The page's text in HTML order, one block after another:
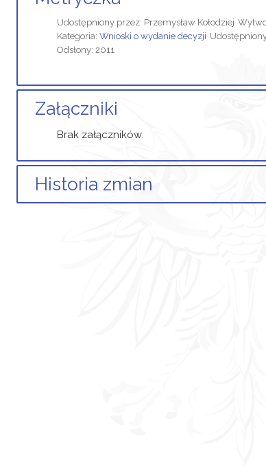
Udostępniony przez: Przemysław Kołodziej
Kategoria: Wnioski o wydanie decyzji
Odsłony: 2011
Załączniki
Brak załączników.
Historia zmian